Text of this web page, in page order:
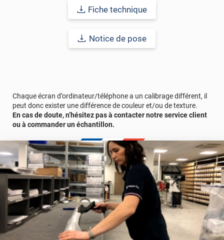
10 ans en pose intérieure (anti craquèlement,
Afin de vous rendre compte de la qualité et de son rendu
Fiche technique
Notice de pose
Chaque écran d’ordinateur/téléphone a un calibrage différent, il
peut donc exister une différence de couleur et/ou de texture.
En cas de doute, n’hésitez pas à contacter notre service client
ou à commander un échantillon.